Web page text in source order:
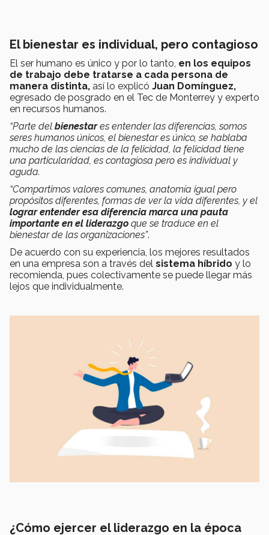
El bienestar es individual, pero contagioso
El ser humano es único y por lo tanto, en los equipos
de trabajo debe tratarse a cada persona de
manera distinta, así lo explicó Juan Domínguez,
egresado de posgrado en el Tec de Monterrey y experto
en recursos humanos.
“Parte del bienestares entender las diferencias, somos
seres humanos únicos, el bienestar es único, se hablaba
mucho de las ciencias de la felicidad, la felicidad tiene
una particularidad, es contagiosa pero es individual y
aguda.
“Compartimos valores comunes, anatomía igual pero
propósitos diferentes, formas de ver la vida diferentes, y el
lograr entender esa diferencia marca una pauta
importante en el liderazgo que se traduce en el
bienestar de las organizaciones”.
De acuerdo con su experiencia, los mejores resultados
en una empresa son a través del sistema híbrido y lo
recomienda, pues colectivamente se puede llegar más
lejos que individualmente.
¿Cómo ejercer el liderazgo en la época